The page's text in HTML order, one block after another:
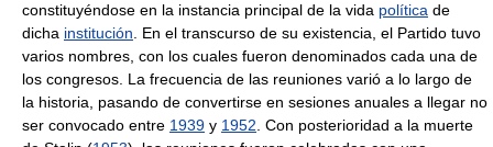
constituyéndose en la instancia principal de la vida política de
dicha institución . En el transcurso de su existencia, el Partido tuvo
varios nombres, con los cuales fueron denominados cada una de
los congresos. La frecuencia de las reuniones varió a lo largo de
la historia, pasando de convertirse en sesiones anuales a llegar no
ser convocado entre 1939 y 1952 . Con posterioridad a la muerte